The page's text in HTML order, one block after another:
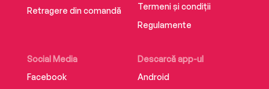
Retragere din comandă
Social Media
Facebook
Descarcă app-ul
Android
Termeni și condiții
Regulamente